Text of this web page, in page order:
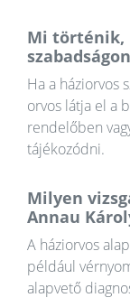
Mi történik,
Ha a háziorvos
orvos látja el a
rendelőben
tájékozódni.
Milyen
Annau
A háziorvos
például
alapvető